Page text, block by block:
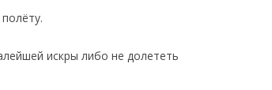
искры либо не долететь